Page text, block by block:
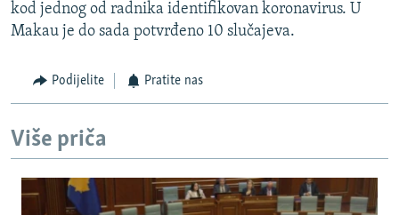
kod jednog od radnika identifikovan koronavirus. U
Makau je do sada potvrđeno 10 slučajeva.
Podijelite Pratite nas
Više priča